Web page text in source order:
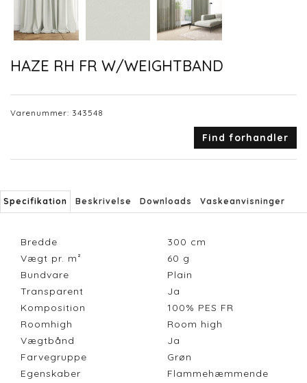
HAZE RH FR W/WEIGHTBAND
Varenummer: 343548
Find forhandler
Specifikation Beskrivelse Downloads Vaskeanvisninger
Bredde 300 cm
Vægt pr. m²
60 g
Bundvare
Plain
Transparent
Ja
Komposition
100% PES FR
Roomhigh
Room high
Vægtbånd
Ja
Farvegruppe
Grøn
Egenskaber
Flammehæmmende